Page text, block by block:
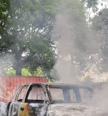
Los ahora
Municipal de
del alcalde de
Muñoz, y
Reinserción Social de
Amatlán de los